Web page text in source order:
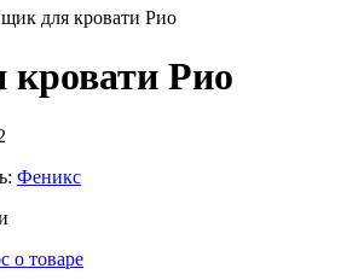
для кровати Рио
Рио
Феникс
о товаре